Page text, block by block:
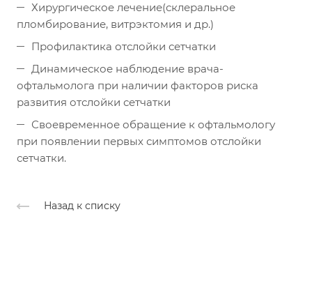
Хирургическое лечение(склеральное
пломбирование, витрэктомия и др.)
Профилактика отслойки сетчатки
Динамическое наблюдение врача-
офтальмолога при наличии факторов риска
развития отслойки сетчатки
Своевременное обращение к офтальмологу
при появлении первых симптомов отслойки
сетчатки.
Назад к списку